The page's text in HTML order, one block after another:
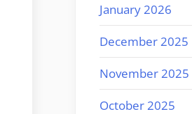
January 2026
December 2025
November 2025
October 2025